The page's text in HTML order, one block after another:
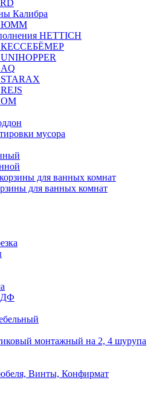
Калибра
ЮММ
HETTICH
КЕССЕБЁМЕР
AQ
STARAX
мусора
для ванных комнат
для ванных комнат
монтажный на 2, 4 шурупа
Винты, Конфирмат